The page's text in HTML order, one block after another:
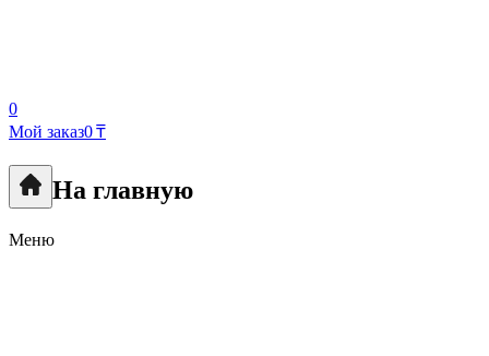
0
Мой заказ0 ₸
На главную
Меню